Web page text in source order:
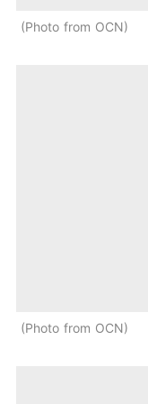
Photo from OCN
Photo from OCN